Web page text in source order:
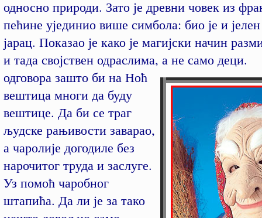
односно природи. Зато је древни човек из
пећине ујединио више симбола: био је и
јарац. Показао је како је магијски начин
и тада својствен одраслима, а не само деци.
одговора зашто би на Ноћ
вештица многи да буду
вештице. Да би се траг
људске рањивости заварао,
а чаролије догодиле без
нарочитог труда и заслуге.
Уз помоћ чаробног
штапића. Да ли је за тако